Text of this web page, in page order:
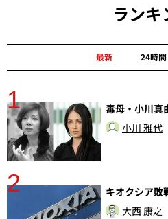
ランキ
最新 24時間
1
毒母・小川真
小川 雅代
2
キオクシア
大西 康之